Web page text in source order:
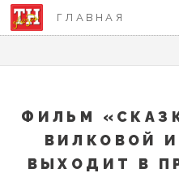
ГЛАВНАЯ
ФИЛЬМ
ВИЛКОВОЙ
ВЫХОДИТ В